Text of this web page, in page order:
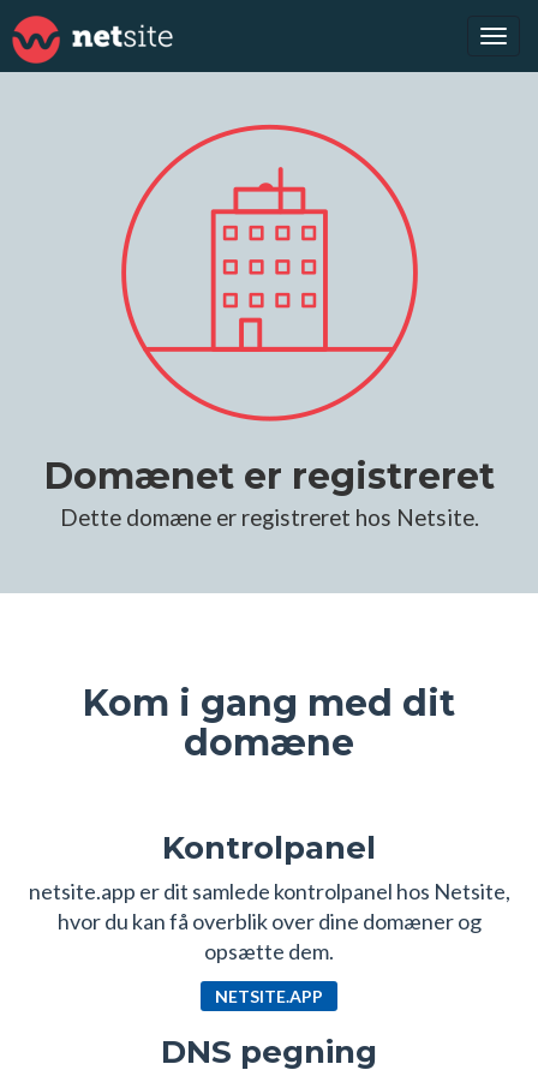
Domænet er registreret
Dette domæne er registreret hos Netsite.
Kom i gang med dit
domæne
Kontrolpanel
netsite.app er dit samlede kontrolpanel hos Netsite,
hvor du kan få overblik over dine domæner og
opsætte dem.
NETSITE.APP
DNS pegning